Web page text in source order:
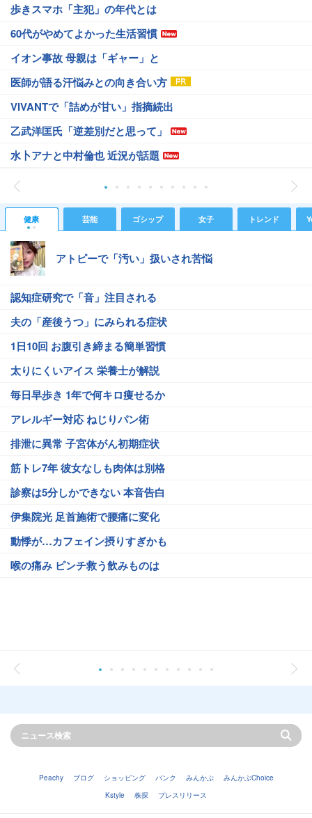
歩きスマホ「主犯」の年代とは
60代がやめてよかった生活習慣
イオン事故 母親は「ギャー」と
医師が語る汗悩みとの向き合い方
VIVANTで「詰めが甘い」指摘続出
乙武洋匡氏「逆差別だと思って」
水卜アナと中村倫也 近況が話題
健康 芸能 ゴシップ 女子 トレンド
アトピーで「汚い」扱いされ苦悩
認知症研究で「音」注目される
夫の「産後うつ」にみられる症状
1日10回 お腹引き締まる簡単習慣
太りにくいアイス 栄養士が解説
毎日早歩き 1年で何キロ痩せるか
アレルギー対応 ねじりパン術
排泄に異常 子宮体がん初期症状
筋トレ7年 彼女なしも肉体は別格
診察は5分しかできない 本音告白
伊集院光 足首施術で腰痛に変化
動悸が…カフェイン摂りすぎかも
喉の痛み ピンチ救う飲みものは
Peachy ブログ ショッピング バンク みんかぶ
みんかぶChoice
Kstyle
株探 プレスリリース